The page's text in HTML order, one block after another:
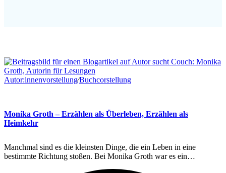
Autor:innenvorstellung∕Buchcorstellung
Monika Groth – Erzählen als Überleben, Erzählen als
Heimkehr
Manchmal sind es die kleinsten Dinge, die ein Leben in eine
bestimmte Richtung stoßen. Bei Monika Groth war es ein…